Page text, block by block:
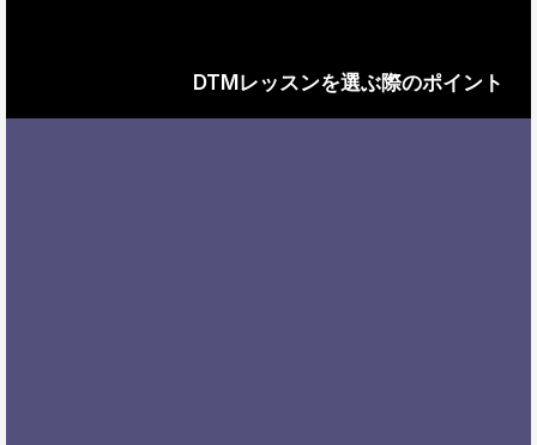
DTMレッスンを選ぶ際のポイント